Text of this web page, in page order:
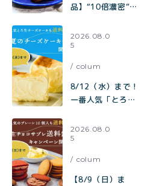
品】“10倍濃密”カ
とくちで、コーヒ
ーが欲しくなる。
しキャラメルのチ
ャンククッキー』
が新登場！
2026.08.0
5
colum
8/12（水）まで！
一番人気「とろ生
【送料無料】
toroa夏のチーズ
2026.08.0
5
colum
【8/9（日）ま